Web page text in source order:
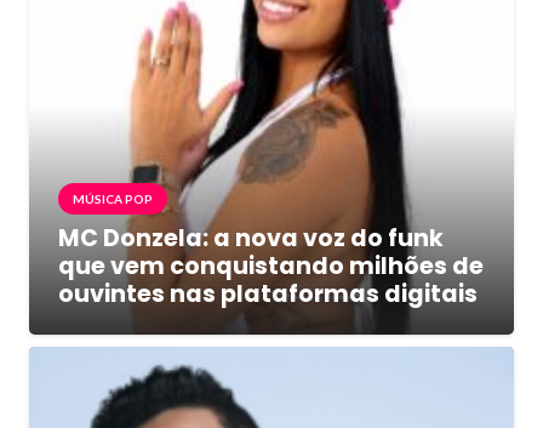
MÚSICA POP
MC Donzela: a nova voz do funk
que vem conquistando milhões de
ouvintes nas plataformas digitais